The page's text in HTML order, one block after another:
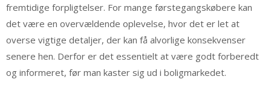
fremtidige forpligtelser. For mange førstegangskøbere kan
det være en overvældende oplevelse, hvor det er let at
overse vigtige detaljer, der kan få alvorlige konsekvenser
senere hen. Derfor er det essentielt at være godt forberedt
og informeret, før man kaster sig ud i boligmarkedet.